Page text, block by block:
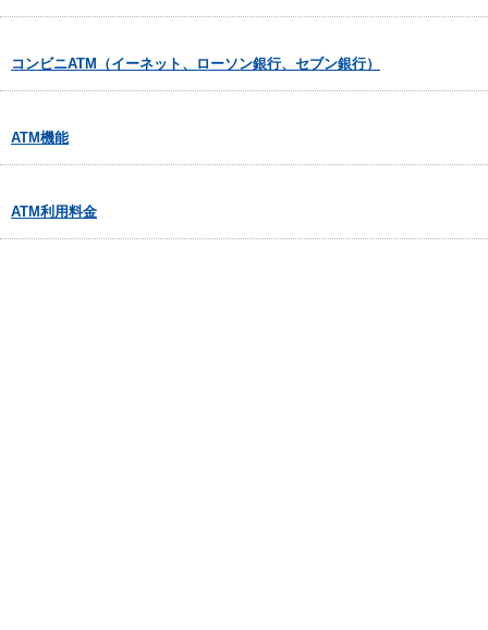
コンビニATM（イーネット、ローソン銀行、セブン銀行）
ATM機能
ATM利用料金